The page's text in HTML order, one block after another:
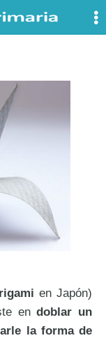
en Japón)
endoblar un
la forma de